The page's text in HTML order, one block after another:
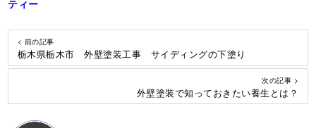
ティー
< 前の記事
栃木県栃木市 外壁塗装工事 サイディングの下塗り
次の記事 >
外壁塗装で知っておきたい養生とは？